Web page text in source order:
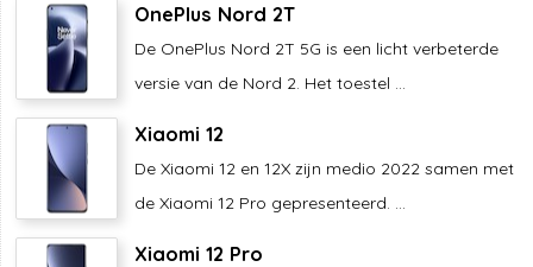
OnePlus Nord 2T
De OnePlus Nord 2T 5G is een licht verbeterde
versie van de Nord 2. Het toestel ...
Xiaomi 12
De Xiaomi 12 en 12X zijn medio 2022 samen met
de Xiaomi 12 Pro gepresenteerd. ...
Xiaomi 12 Pro